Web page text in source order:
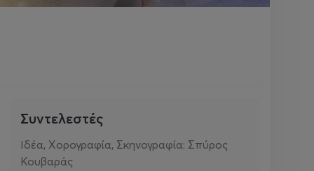
Συντελεστές
Ιδέα, Χορογραφία, Σκηνογραφία: Σπύρος
Κουβαράς